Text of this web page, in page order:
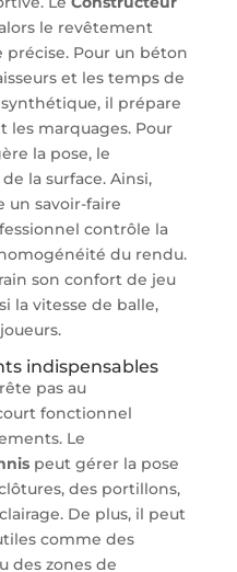
le revêtement
Pour un béton
et les temps de
il prépare
les marquages. Pour
la pose, le
la surface. Ainsi,
un savoir-faire
contrôle la
du rendu.
son confort de jeu
la vitesse de balle,
indispensables
pas au
fonctionnel
Le
peut gérer la pose
des portillons,
De plus, il peut
comme des
des zones de